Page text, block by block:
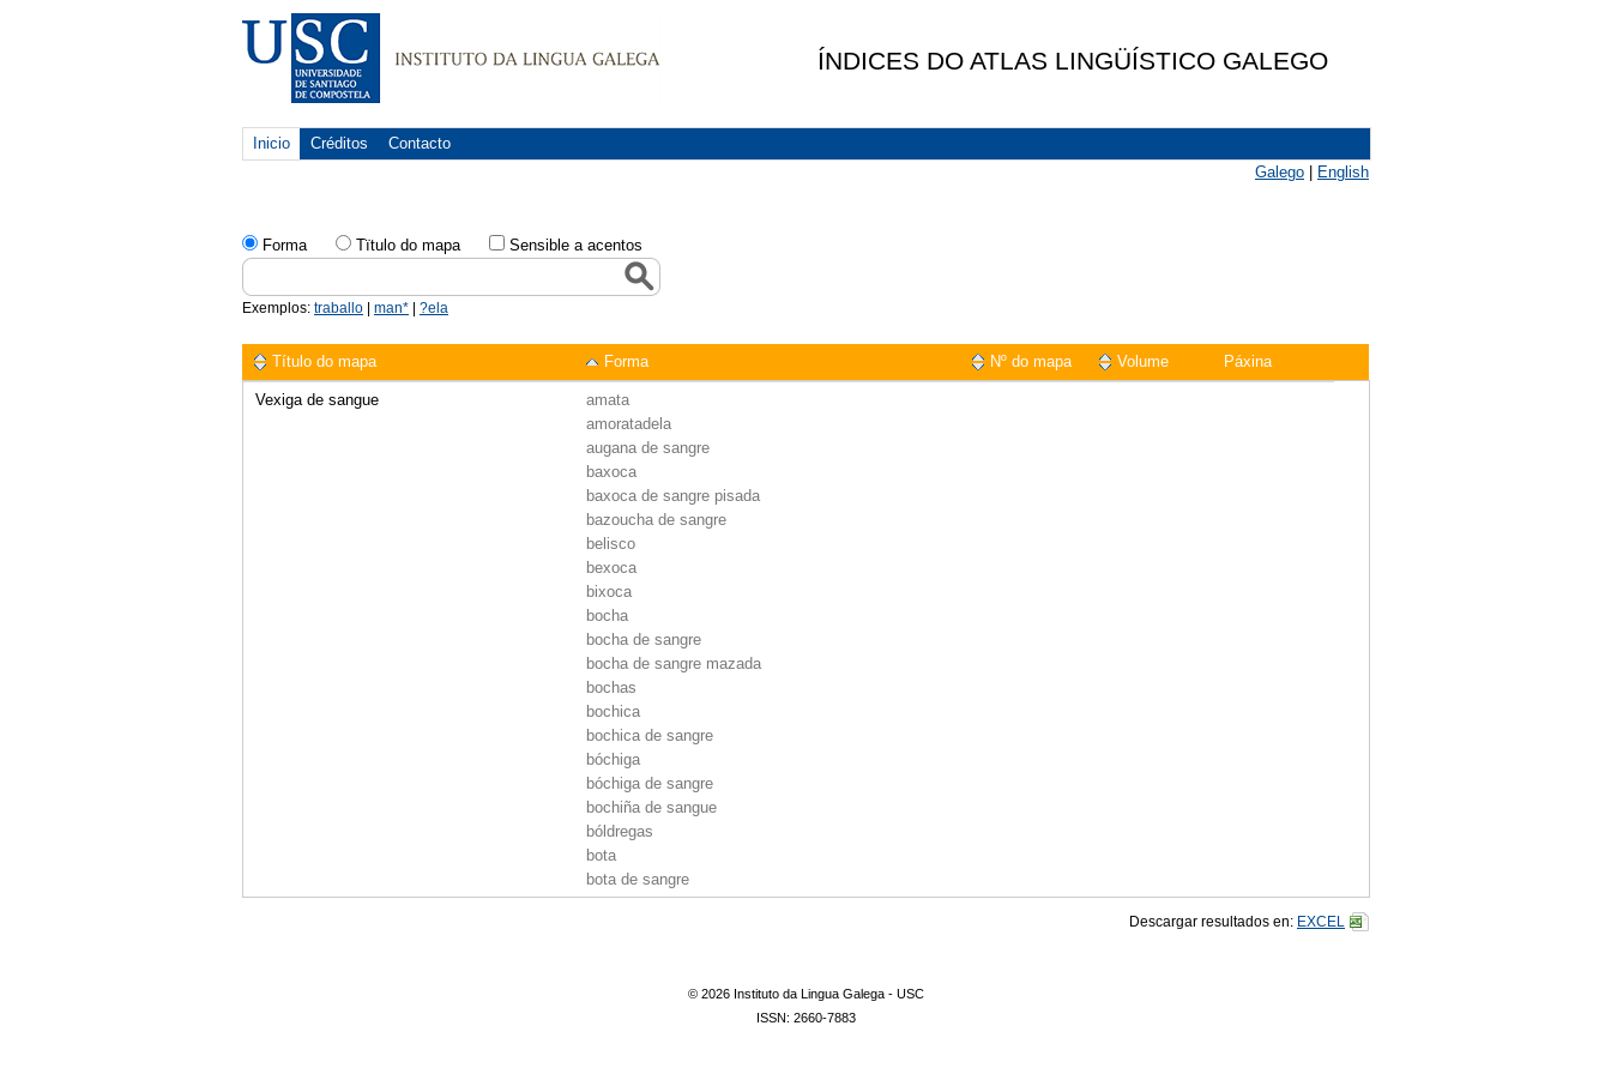
ÍNDICES DO ATLAS LINGÜÍSTICO GALEGO
Inicio Créditos
Contacto
Galego
English
Forma Tïtulo do mapa Sensible a acentos
Exemplos: traballo man* ?ela
Título do mapa Forma Nº do mapa Volume Páxina
Vexiga de sangue
amata
amoratadela
augana de sangre
baxoca
baxoca de sangre pisada
bazoucha de sangre
belisco
bexoca
bixoca
bocha
bocha de sangre
bocha de sangre mazada
bochas
bochica
bochica de sangre
bóchiga
bóchiga de sangre
bochiña de sangue
bóldregas
bota
bota de sangre
bota de sangre mazada
Descargar resultados en: EXCEL
© 2026 Instituto da Lingua Galega - USC
ISSN: 2660-7883